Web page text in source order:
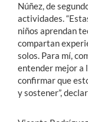
Núñez, de
actividades.
niños aprendan
compartan
solos. Para mí,
entender mejor a
confirmar que
y sostener”,